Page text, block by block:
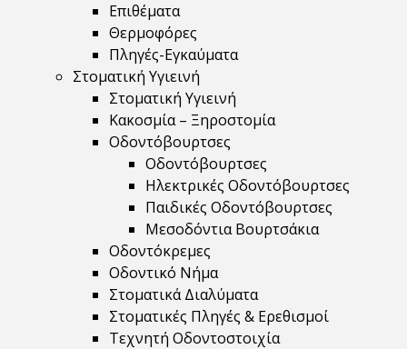
Επιθέματα
Θερμοφόρες
Πληγές-Εγκαύματα
Στοματική Υγιεινή
Στοματική Υγιεινή
Κακοσμία – Ξηροστομία
Οδοντόβουρτσες
Οδοντόβουρτσες
Ηλεκτρικές Οδοντόβουρτσες
Παιδικές Οδοντόβουρτσες
Μεσοδόντια Βουρτσάκια
Οδοντόκρεμες
Οδοντικό Νήμα
Στοματικά Διαλύματα
Στοματικές Πληγές & Ερεθισμοί
Τεχνητή Οδοντοστοιχία